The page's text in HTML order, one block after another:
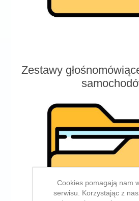
Zestawy
Cookies pomagają nam
serwisu. Korzystając z